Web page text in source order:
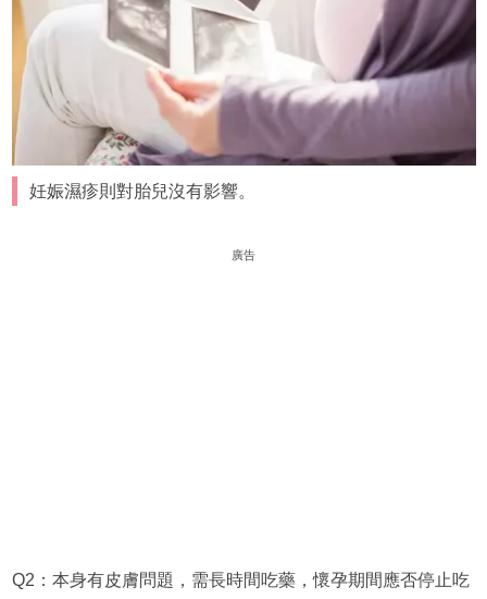
妊娠濕疹則對胎兒沒有影響。
廣告
Q2：本身有皮膚問題，需長時間吃藥，懷孕期間應否停止吃